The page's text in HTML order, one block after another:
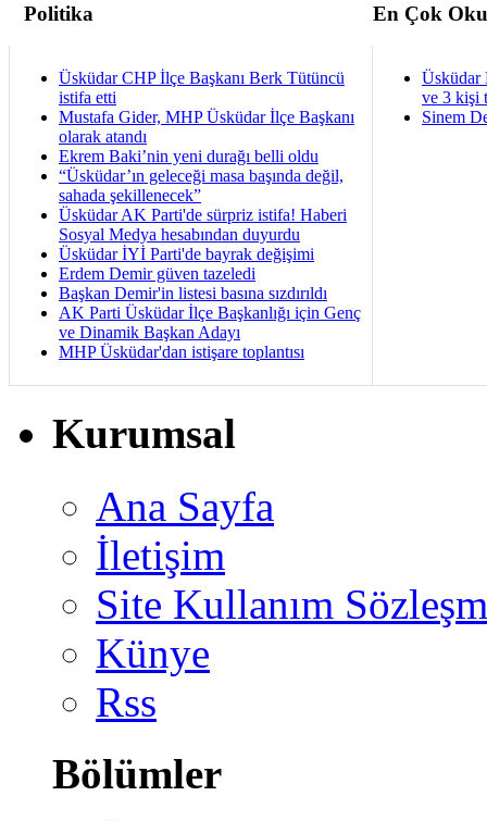
Politika En Çok
Üsküdar CHP İlçe Başkanı Berk Tütüncü
istifa etti
Mustafa Gider, MHP Üsküdar İlçe Başkanı
olarak atandı
Ekrem Baki’nin yeni durağı belli oldu
“Üsküdar’ın geleceği masa başında değil,
sahada şekillenecek”
Üsküdar AK Parti'de sürpriz istifa! Haberi
Sosyal Medya hesabından duyurdu
Üsküdar İYİ Parti'de bayrak değişimi
Erdem Demir güven tazeledi
Başkan Demir'in listesi basına sızdırıldı
AK Parti Üsküdar İlçe Başkanlığı için Genç
ve Dinamik Başkan Adayı
MHP Üsküdar'dan istişare toplantısı
Üsküdar
ve 3 kişi
Sinem
Kurumsal
Ana Sayfa
İletişim
Site Kullanım
Künye
Rss
Bölümler